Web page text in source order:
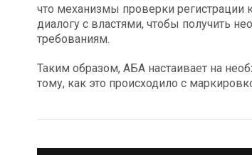
что механизмы проверки
диалогу с властями, чтобы получить
требованиям.
Таким образом, АБА настаивает на
тому, как это происходило с